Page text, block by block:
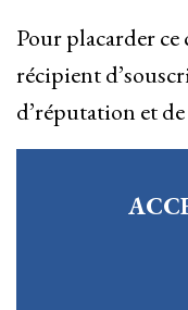
Pour placarder
récipient
d’réputation et